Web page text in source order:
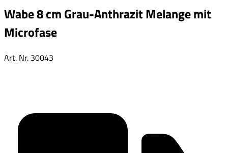
Wabe 8 cm Grau-Anthrazit Melange mit
Microfase
Art. Nr. 30043